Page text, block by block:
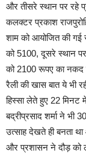
और तीसरे स्थान पर रहे
कलक्टर प्रकाश
शाम को आयोजित की गई
को 5100, दूसरे स्थान
को 2100 रूपए का नकद
रैली की खास बात ये भी
हिस्सा लेते हुए 22 मिनट में
बद्रीप्रसाद शर्मा ने भी
उत्साह देखते ही बनता था
और प्रशासन ने दौड़ को